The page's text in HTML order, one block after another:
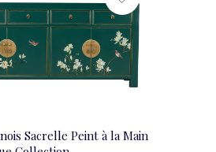
Sacrelle Peint à la Main